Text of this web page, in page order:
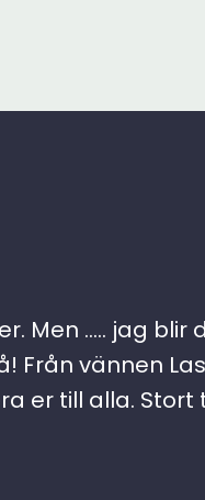
Men ….. jag blir
Från vännen
er till alla. Stort